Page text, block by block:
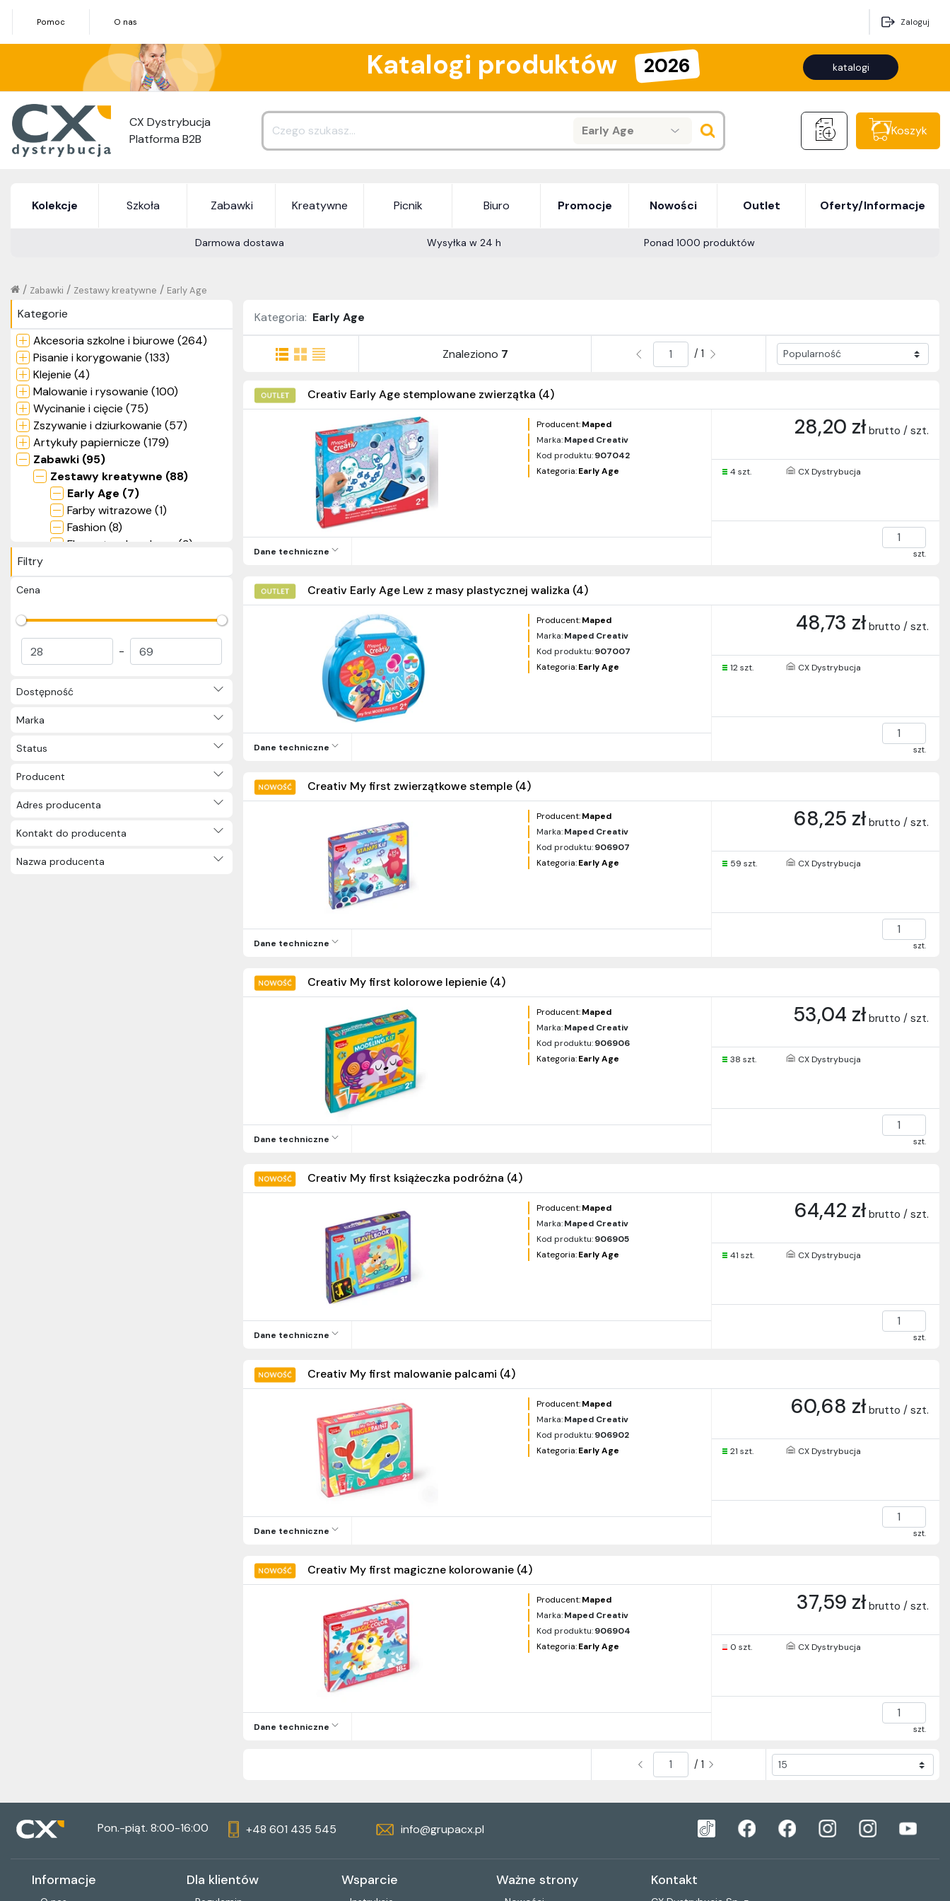
Pomoc O nas Zaloguj
Katalogi produktów 2026 katalogi
CX Dystrybucja
Platforma B2B
Early Age
Search Koszyk
Kolekcje Szkoła Zabawki Kreatywne Picnik Biuro Promocje Nowości Outlet Oferty/Informacje
Darmowa dostawa Wysyłka w 24 h Ponad 1000 produktów
Early Age
/
Zestawy kreatywne
/
Zabawki
/
Kategorie
Akcesoria szkolne i biurowe (264)
Pisanie i korygowanie (133)
Klejenie (4)
Malowanie i rysowanie (100)
Wycinanie i cięcie (75)
Zszywanie i dziurkowanie (57)
Artykuły papiernicze (179)
Zabawki (95)
Zestawy kreatywne (88)
Early Age (7)
Farby witrazowe (1)
Fashion (8)
Flamastry dmuchane (3)
Kolorowe zabawy (31)
Klocki magnetyczne (7)
Kolekcje (326)
Inne (9)
Filtry
Cena
-
Dostępność
Marka
Status
Producent
Adres producenta
Kontakt do producenta
Nazwa producenta
Kategoria: Early Age
Znaleziono 7 / 1
Creativ Early Age stemplowane zwierzątka (4)
Producent:Maped
Marka:Maped Creativ
Kod produktu:907042
Kategoria:Early Age
Dane techniczne
28,20 zł brutto / szt.
4 szt. CX Dystrybucja
szt.
Creativ Early Age Lew z masy plastycznej walizka (4)
Producent:Maped
Marka:Maped Creativ
Kod produktu:907007
Kategoria:Early Age
Dane techniczne
48,73 zł brutto / szt.
12 szt. CX Dystrybucja
szt.
Creativ My first zwierzątkowe stemple (4)
Producent:Maped
Marka:Maped Creativ
Kod produktu:906907
Kategoria:Early Age
Dane techniczne
68,25 zł brutto / szt.
59 szt. CX Dystrybucja
szt.
Creativ My first kolorowe lepienie (4)
Producent:Maped
Marka:Maped Creativ
Kod produktu:906906
Kategoria:Early Age
Dane techniczne
53,04 zł brutto / szt.
38 szt. CX Dystrybucja
szt.
Creativ My first książeczka podróżna (4)
Producent:Maped
Marka:Maped Creativ
Kod produktu:906905
Kategoria:Early Age
Dane techniczne
64,42 zł brutto / szt.
41 szt. CX Dystrybucja
szt.
Creativ My first malowanie palcami (4)
Producent:Maped
Marka:Maped Creativ
Kod produktu:906902
Kategoria:Early Age
Dane techniczne
60,68 zł brutto / szt.
21 szt. CX Dystrybucja
szt.
Creativ My first magiczne kolorowanie (4)
Producent:Maped
Marka:Maped Creativ
Kod produktu:906904
Kategoria:Early Age
Dane techniczne
37,59 zł brutto / szt.
0 szt. CX Dystrybucja
szt.
/ 1
Pon.-piąt. 8:00-16:00 +48 601 435 545 info@grupacx.pl
Informacje Dla klientów Wsparcie Ważne strony Kontakt